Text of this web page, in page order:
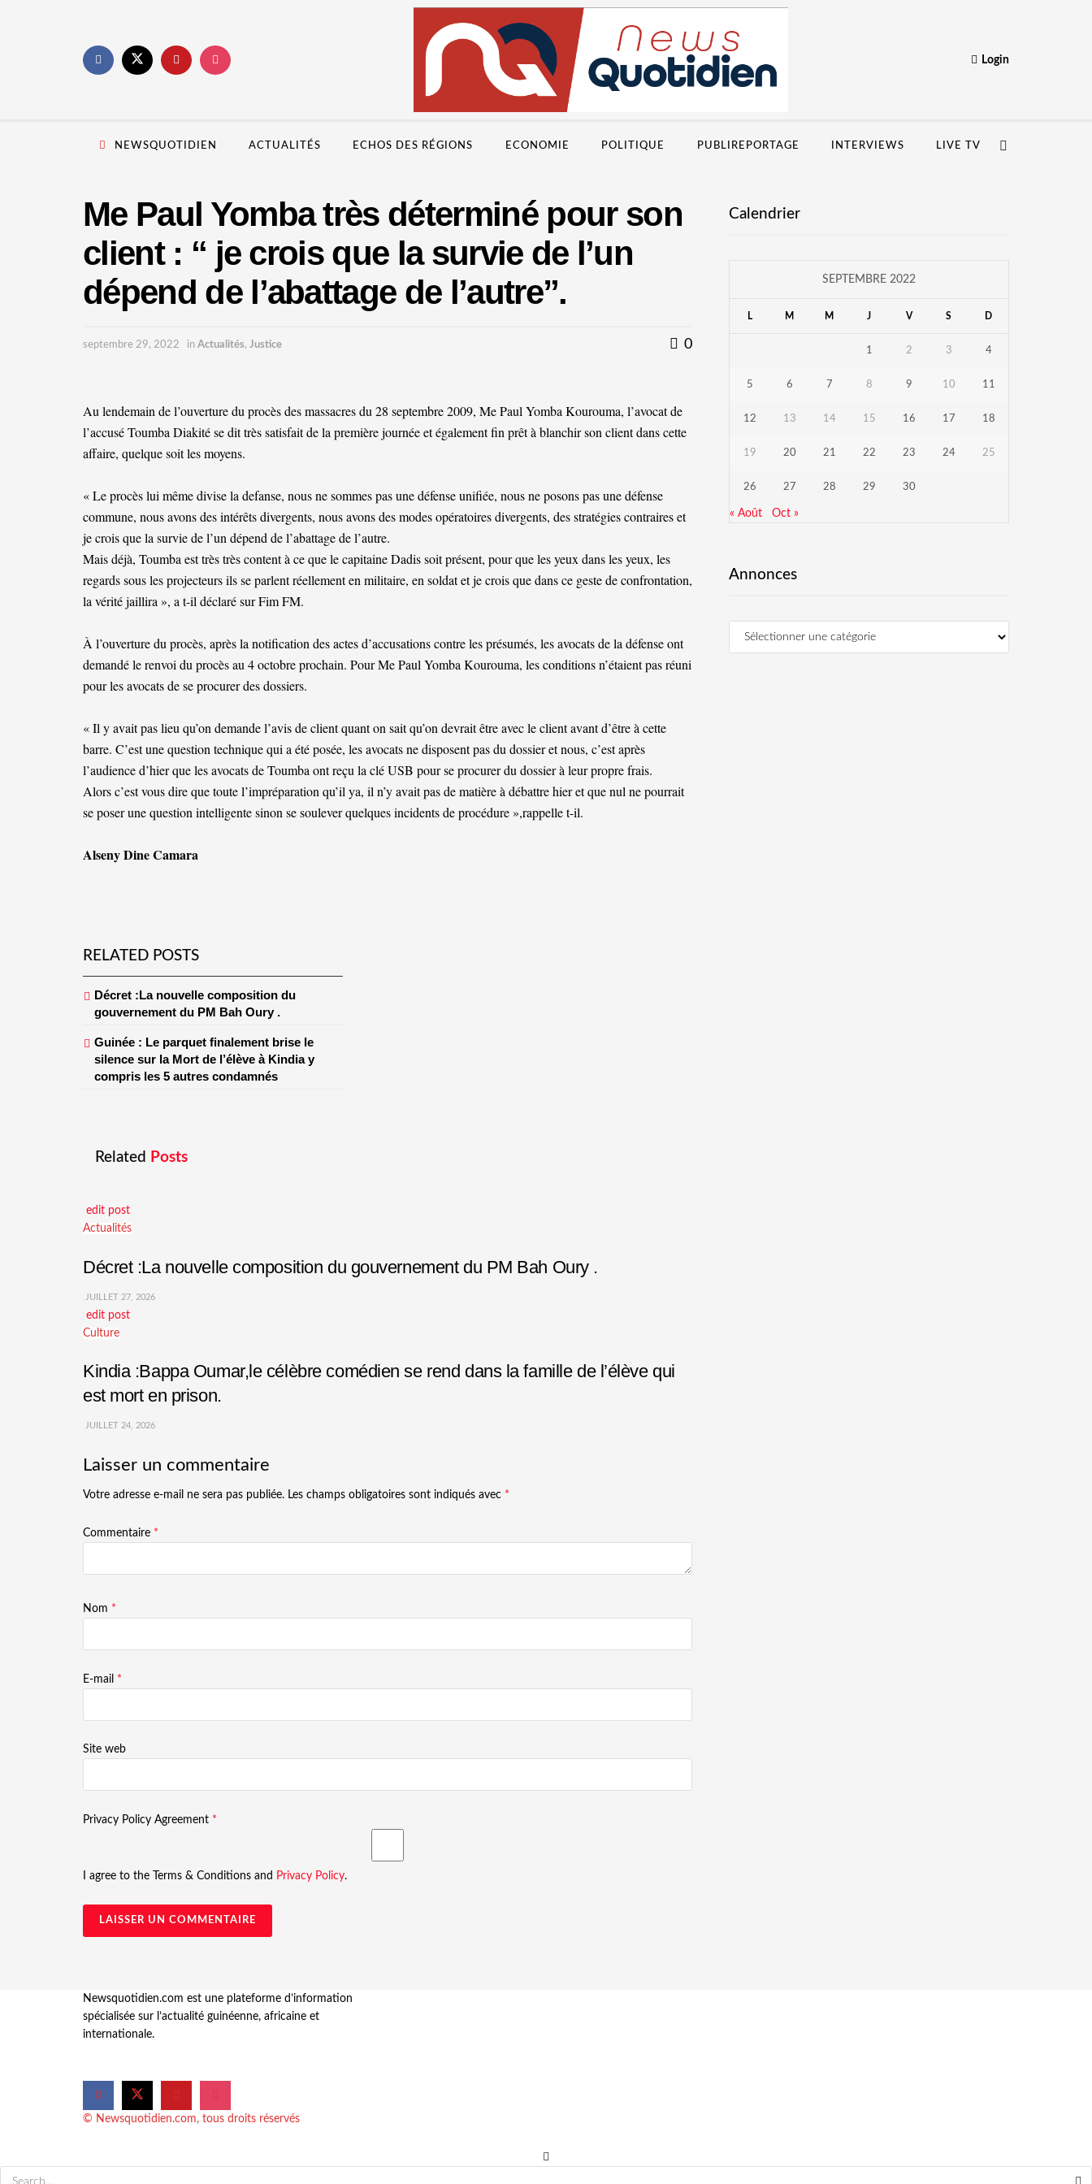
Login
NEWSQUOTIDIEN ACTUALITÉS ECHOS DES RÉGIONS ECONOMIE POLITIQUE PUBLIREPORTAGE INTERVIEWS LIVE TV
Me Paul Yomba très déterminé pour son
client : “ je crois que la survie de l’un
dépend de l’abattage de l’autre”.
septembre 29, 2022 in Actualités, Justice 0
Au lendemain de l’ouverture du procès des massacres du 28 septembre 2009, Me Paul Yomba Kourouma, l’avocat de
l’accusé Toumba Diakité se dit très satisfait de la première journée et également fin prêt à blanchir son client dans cette
affaire, quelque soit les moyens.
« Le procès lui même divise la defanse, nous ne sommes pas une défense unifiée, nous ne posons pas une défense
commune, nous avons des intérêts divergents, nous avons des modes opératoires divergents, des stratégies contraires et
je crois que la survie de l’un dépend de l’abattage de l’autre.
Mais déjà, Toumba est très très content à ce que le capitaine Dadis soit présent, pour que les yeux dans les yeux, les
regards sous les projecteurs ils se parlent réellement en militaire, en soldat et je crois que dans ce geste de confrontation,
la vérité jaillira », a t-il déclaré sur Fim FM.
À l’ouverture du procès, après la notification des actes d’accusations contre les présumés, les avocats de la défense ont
demandé le renvoi du procès au 4 octobre prochain. Pour Me Paul Yomba Kourouma, les conditions n’étaient pas réuni
pour les avocats de se procurer des dossiers.
« Il y avait pas lieu qu’on demande l’avis de client quant on sait qu’on devrait être avec le client avant d’être à cette
barre. C’est une question technique qui a été posée, les avocats ne disposent pas du dossier et nous, c’est après
l’audience d’hier que les avocats de Toumba ont reçu la clé USB pour se procurer du dossier à leur propre frais.
Alors c’est vous dire que toute l’impréparation qu’il ya, il n’y avait pas de matière à débattre hier et que nul ne pourrait
se poser une question intelligente sinon se soulever quelques incidents de procédure »,rappelle t-il.
Alseny Dine Camara
RELATED POSTS
Décret :La nouvelle composition du
gouvernement du PM Bah Oury .
Guinée : Le parquet finalement brise le
silence sur la Mort de l’élève à Kindia y
compris les 5 autres condamnés
Related Posts
edit post
Actualités
Décret :La nouvelle composition du gouvernement du PM Bah Oury .
JUILLET 27, 2026
edit post
Culture
Kindia :Bappa Oumar,le célèbre comédien se rend dans la famille de l’élève qui
est mort en prison.
JUILLET 24, 2026
Laisser un commentaire
Votre adresse e-mail ne sera pas publiée. Les champs obligatoires sont indiqués avec *
Commentaire *
Nom *
E-mail *
Site web
Privacy Policy Agreement *
I agree to the Terms & Conditions and Privacy Policy.
Calendrier
SEPTEMBRE 2022
L M M J V S D
1 2 3 4
5 6 7 8 9 10 11
12 13 14 15 16 17 18
19 20 21 22 23 24 25
26 27 28 29 30
« Août Oct »
Annonces
Newsquotidien.com est une plateforme d’information
spécialisée sur l’actualité guinéenne, africaine et
internationale.
© Newsquotidien.com, tous droits réservés